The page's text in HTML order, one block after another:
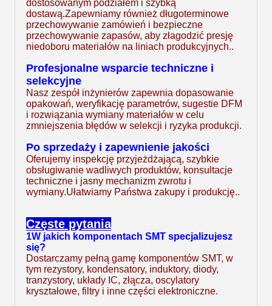
dostosowanym podziałem i szybką
dostawą.Zapewniamy również długoterminowe
przechowywanie zamówień i bezpieczne
przechowywanie zapasów, aby złagodzić presję
niedoboru materiałów na liniach produkcyjnych..
Profesjonalne wsparcie techniczne i
selekcyjne
Nasz zespół inżynierów zapewnia dopasowanie
opakowań, weryfikację parametrów, sugestie DFM
i rozwiązania wymiany materiałów w celu
zmniejszenia błędów w selekcji i ryzyka produkcji.
Po sprzedaży i zapewnienie jakości
Oferujemy inspekcję przyjeżdżającą, szybkie
obsługiwanie wadliwych produktów, konsultacje
techniczne i jasny mechanizm zwrotu i
wymiany.Ułatwiamy Państwa zakupy i produkcję..
Częste pytania
1W jakich komponentach SMT specjalizujesz
się?
Dostarczamy pełną gamę komponentów SMT, w
tym rezystory, kondensatory, induktory, diody,
tranzystory, układy IC, złącza, oscylatory
kryształowe, filtry i inne części elektroniczne.